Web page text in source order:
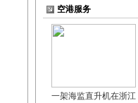
空港服务
一架海监直升机在浙江